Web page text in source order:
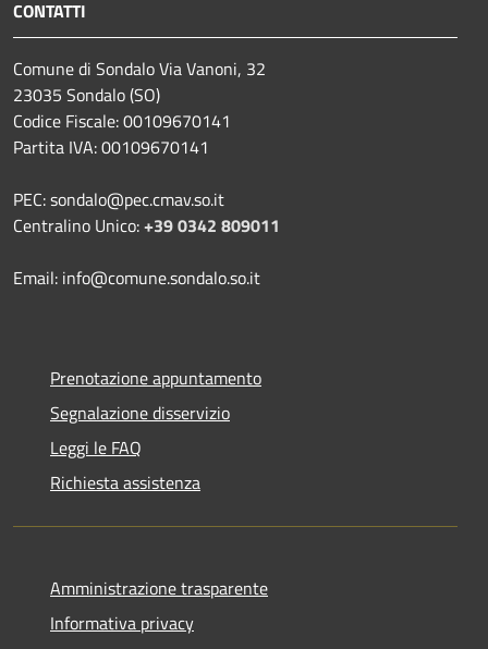
CONTATTI
Comune di Sondalo Via Vanoni, 32
23035 Sondalo (SO)
Codice Fiscale: 00109670141
Partita IVA: 00109670141
PEC: sondalo@pec.cmav.so.it
Centralino Unico:+39 0342 809011
Email: info@comune.sondalo.so.it
Prenotazione appuntamento
Segnalazione disservizio
Leggi le FAQ
Richiesta assistenza
Amministrazione trasparente
Informativa privacy